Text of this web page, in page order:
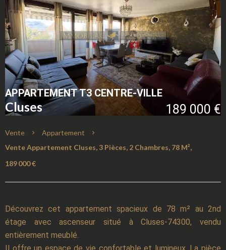
APPARTEMENT T3 CENTRE-VILLE
Cluses 189 000 €
Vente
Appartement
Vente Appartement Cluses, 3 Pièces, 2 Chambres, 78 M²,
189 000 €
Découvrez cet appartement spacieux de 78 m² au 2nd
étage avec ascenseur situé à Cluses-74300, vendu
entièrement meublé.